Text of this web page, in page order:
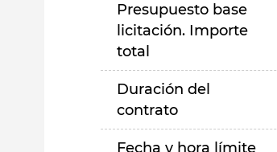
Presupuesto base
licitación. Importe
total
Duración del
contrato
Fecha y hora límite